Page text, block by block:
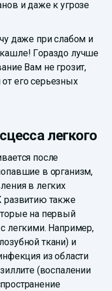
и даже к угрозе
даже при слабом и
Гораздо лучше
Вам не грозит,
его серьезных
легкого
после
в организм,
в легких
развитию также
на первый
легкими. Например,
ткани) и
из области
(воспалении